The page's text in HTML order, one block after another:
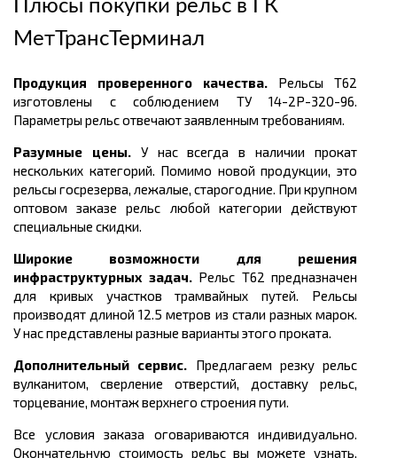
Плюсы покупки рельс в ГК
МетТрансТерминал
Продукция проверенного качества. Рельсы Т62
изготовлены с соблюдением ТУ 14-2Р-320-96.
Параметры рельс отвечают заявленным требованиям.
Разумные цены. У нас всегда в наличии прокат
нескольких категорий. Помимо новой продукции, это
рельсы госрезерва, лежалые, старогодние. При крупном
оптовом заказе рельс любой категории действуют
специальные скидки.
Широкие возможности для решения
инфраструктурных задач. Рельс Т62 предназначен
для кривых участков трамвайных путей. Рельсы
производят длиной 12.5 метров из стали разных марок.
У нас представлены разные варианты этого проката.
Дополнительный сервис. Предлагаем резку рельс
вулканитом, сверление отверстий, доставку рельс,
торцевание, монтаж верхнего строения пути.
Все условия заказа оговариваются индивидуально.
Окончательную стоимость рельс вы можете узнать,